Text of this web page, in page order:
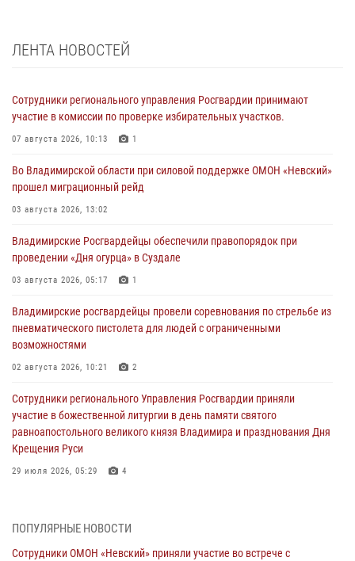
ЛЕНТА НОВОСТЕЙ
Сотрудники регионального управления Росгвардии принимают
участие в комиссии по проверке избирательных участков.
07 августа 2026, 10:13 1
Во Владимирской области при силовой поддержке ОМОН «Невский»
прошел миграционный рейд
03 августа 2026, 13:02
Владимирские Росгвардейцы обеспечили правопорядок при
проведении «Дня огурца» в Суздале
03 августа 2026, 05:17 1
Владимирские росгвардейцы провели соревнования по стрельбе из
пневматического пистолета для людей с ограниченными
возможностями
02 августа 2026, 10:21 2
Сотрудники регионального Управления Росгвардии приняли
участие в божественной литургии в день памяти святого
равноапостольного великого князя Владимира и празднования Дня
Крещения Руси
29 июля 2026, 05:29 4
интимные услуги
28 июля 2026, 11:51
ПОПУЛЯРНЫЕ НОВОСТИ
Сотрудники ОМОН «Невский» приняли участие во встрече с